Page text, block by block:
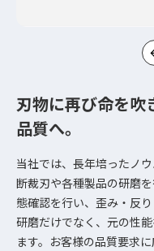
刃物に再び命を吹
品質へ。
当社では、長年培ったノ
断裁刃や各種製品の研磨
態確認を行い、歪み・反
研磨だけでなく、元の性
ます。お客様の品質要求